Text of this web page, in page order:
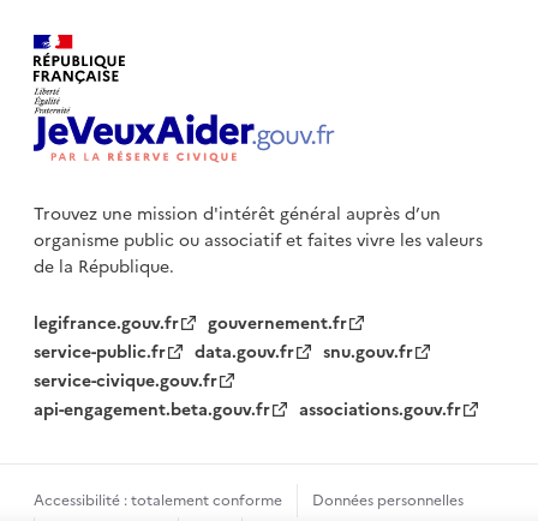
Trouvez une mission d'intérêt général auprès d’un
organisme publicou associatif et faites vivre les valeurs
de la République.
legifrance.gouv.fr
gouvernement.fr
service-public.fr
data.gouv.fr
snu.gouv.fr
service-civique.gouv.fr
api-engagement.beta.gouv.fr
associations.gouv.fr
Accessibilité : totalement conforme Données personnelles